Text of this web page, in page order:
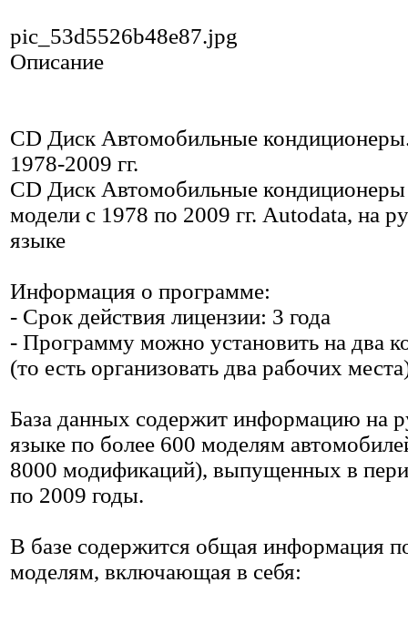
pic_53d5526b48e87.jpg
Описание
CD Диск Автомобильные
1978-2009 гг.
CD Диск Автомобильные
модели с 1978 по 2009 гг. Autodata, на
языке
Информация о программе:
- Срок действия лицензии: 3 года
- Программу можно установить на два
(то есть организовать два рабочих
База данных содержит информацию на
языке по более 600 моделям
8000 модификаций), выпущенных в
по 2009 годы.
В базе содержится общая информация
моделям, включающая в себя: